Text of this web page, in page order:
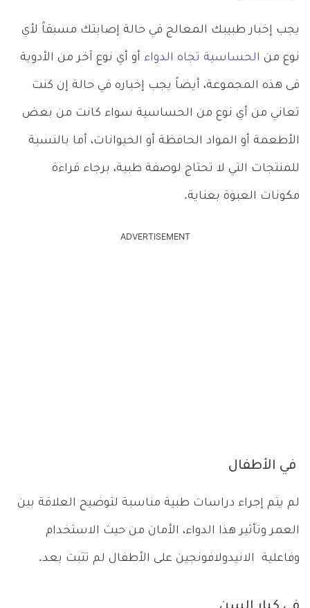
يجب إخبار طبيبك المعالج في حالة إصابتك مسبقاً لأي
نوع من الحساسية تجاه الدواء أو أي نوع آخر من الأدوية
فى هذه المجموعة، أيضاً يجب إخباره في حالة إن كنت
تعاني من أي نوع من الحساسية سواء كانت من بعض
الأطعمة أو المواد الحافظة أو الحيوانات، أما بالنسبة
للمنتجات التي لا تحتاج لوصفة طبية، برجاء قراءة
مكونات العبوة بعناية.
ADVERTISEMENT
في الأطفال
لم يتم إجراء دراسات طبية مناسبة لتوضيح العلاقة بين
العمر وتأثير هذا الدواء، الأمان من حيث الاستخدام
وفاعلية الانيدولافونجين على الأطفال لم تثبت بعد.